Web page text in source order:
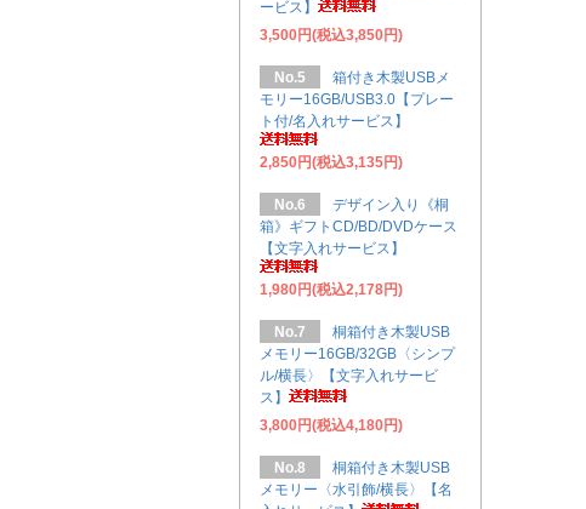
ービス】
3,500円(税込3,850円)
No.5
箱付き木製USBメ
モリー16GB/USB3.0【プレー
ト付/名入れサービス】
2,850円(税込3,135円)
No.6
デザイン入り《桐
箱》ギフトCD/BD/DVDケース
【文字入れサービス】
1,980円(税込2,178円)
No.7
桐箱付き木製USB
メモリー16GB/32GB〈シンプ
ル/横長〉【文字入れサービ
ス】
3,800円(税込4,180円)
No.8
桐箱付き木製USB
メモリー〈水引飾/横長〉【名